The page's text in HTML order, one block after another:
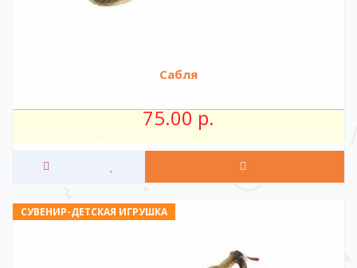
Сабля
75.00 р.
СУВЕНИР-ДЕТСКАЯ ИГРУШКА